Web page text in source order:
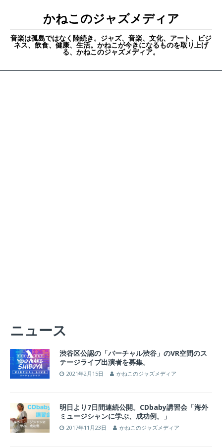
かねこのジャズメディア
音楽は孤島ではなく陸続き。ジャズ、音楽、文化、アート、ビジ
ネス、飲食、健康、生活。かねこが今きになるものを取り上げ
る、かねこのジャズメディア。
ニュース
渋谷区公認の「バーチャル渋谷」のVR空間のス
テージライブ出演者を募集。
2021年2月15日 かねこのジャズメディア
明日より7日間連続公開。CDbaby講習会「海外
ミュージシャンに学ぶ、成功例。」
2017年11月23日 かねこのジャズメディア